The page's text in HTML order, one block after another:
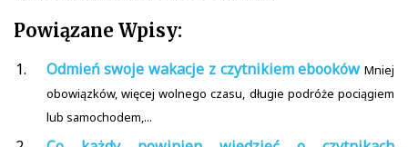
Powiązane Wpisy:
Odmień swoje wakacje z czytnikiem ebooków Mniej
obowiązków, więcej wolnego czasu, długie podróże pociągiem
lub samochodem,...